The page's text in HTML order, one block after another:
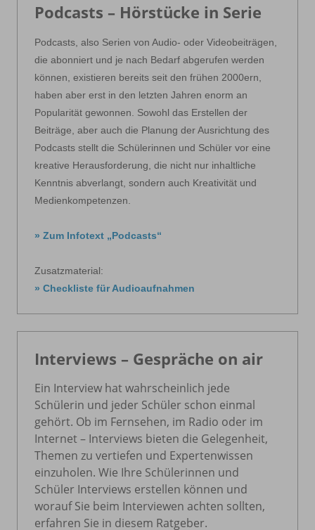
Podcasts – Hörstücke in Serie
Podcasts, also Serien von Audio- oder Videobeiträgen,
die abonniert und je nach Bedarf abgerufen werden
können, existieren bereits seit den frühen 2000ern,
haben aber erst in den letzten Jahren enorm an
Popularität gewonnen. Sowohl das Erstellen der
Beiträge, aber auch die Planung der Ausrichtung des
Podcasts stellt die Schülerinnen und Schüler vor eine
kreative Herausforderung, die nicht nur inhaltliche
Kenntnis abverlangt, sondern auch Kreativität und
Medienkompetenzen.
» Zum Infotext „Podcasts“
Zusatzmaterial:
» Checkliste für Audioaufnahmen
Interviews – Gespräche on air
Ein Interview hat wahrscheinlich jede
Schülerin und jeder Schüler schon einmal
gehört. Ob im Fernsehen, im Radio oder im
Internet – Interviews bieten die Gelegenheit,
Themen zu vertiefen und Expertenwissen
einzuholen. Wie Ihre Schülerinnen und
Schüler Interviews erstellen können und
worauf Sie beim Interviewen achten sollten,
erfahren Sie in diesem Ratgeber.